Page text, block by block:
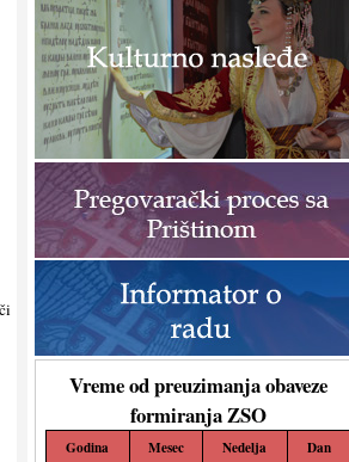
Vreme od preuzimanja obaveze
formiranja ZSO
Godina Mesec Nedelja Dan